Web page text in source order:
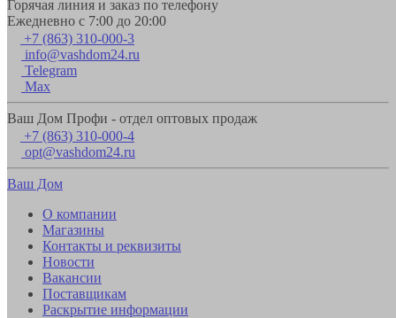
Горячая линия и заказ по телефону
Ежедневно с 7:00 до 20:00
+7 (863) 310-000-3
info@vashdom24.ru
Telegram
Max
Ваш Дом Профи - отдел оптовых продаж
+7 (863) 310-000-4
opt@vashdom24.ru
Ваш Дом
О компании
Магазины
Контакты и реквизиты
Новости
Вакансии
Поставщикам
Раскрытие информации